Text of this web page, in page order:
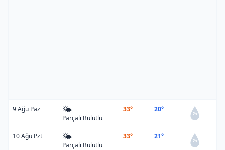
9 Ağu Paz 🌤️
Parçalı Bulutlu
33° 20°
0%
10 Ağu Pzt 🌤️
Parçalı Bulutlu
33° 21°
0%